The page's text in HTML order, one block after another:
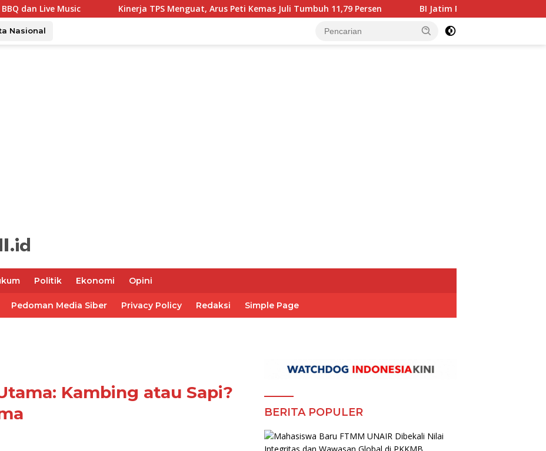
Kinerja TPS Menguat, Arus Peti Kemas Juli Tumbuh 11,79 Persen BI Jatim Pastikan Rupiah Berkualitas
Nasional
Politik Ekonomi Opini
Pedoman Media Siber Privacy Policy Redaksi Simple Page
Kambing atau Sapi?
BERITA POPULER